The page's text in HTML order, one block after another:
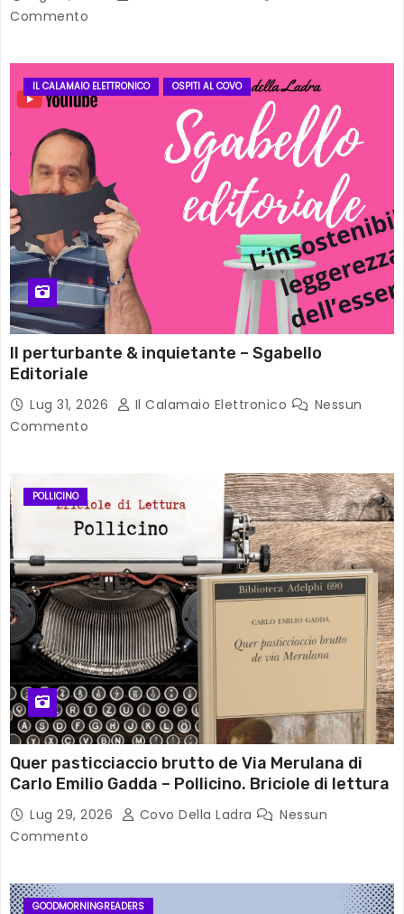
Commento
IL CALAMAIO ELETTRONICO OSPITI AL COVO
Il perturbante & inquietante – Sgabello
Editoriale
Lug 31, 2026 Il Calamaio Elettronico
Nessun
Commento
POLLICINO
Quer pasticciaccio brutto de Via Merulana di
Carlo Emilio Gadda – Pollicino. Briciole di lettura
Lug 29, 2026 Covo Della Ladra
Nessun
Commento
GOODMORNINGREADERS